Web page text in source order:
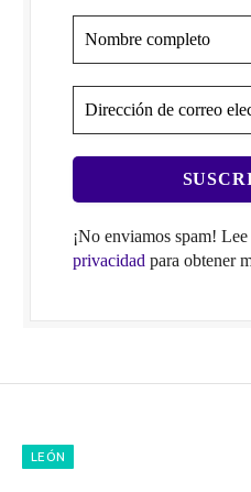
¡No enviamos spam! Lee
privacidad para obtener
LEÓN